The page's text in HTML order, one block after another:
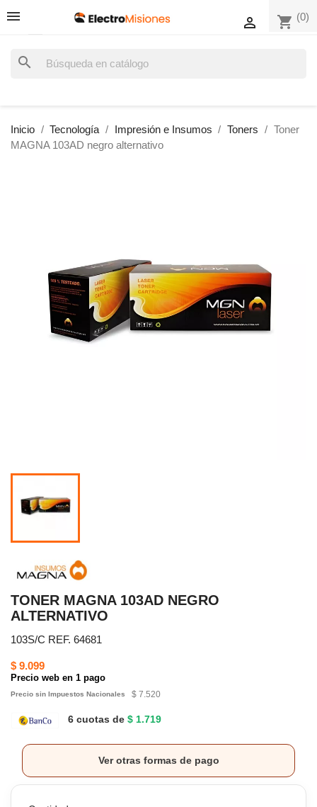
shopping_cart (0)

search
Inicio Tecnología Impresión e Insumos Toners
Toner
MAGNA 103AD negro alternativo
TONER MAGNA 103AD NEGRO
ALTERNATIVO
103S/C REF. 64681
$ 9.099
Precio web en 1 pago
Precio sin Impuestos Nacionales $ 7.520
6 cuotas de $ 1.719
Ver otras formas de pago